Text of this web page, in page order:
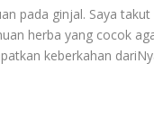
pada ginjal. Saya
herba yang cocok
keberkahan